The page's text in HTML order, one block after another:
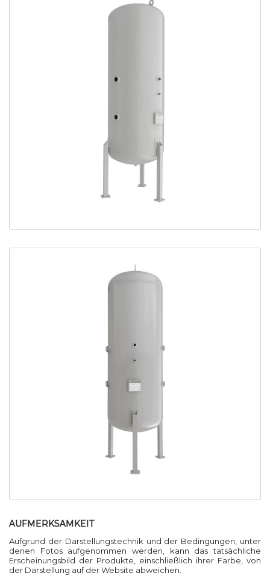
AUFMERKSAMKEIT
Aufgrund der Darstellungstechnik und der Bedingungen, unter
denen Fotos aufgenommen werden, kann das tatsächliche
Erscheinungsbild der Produkte, einschließlich ihrer Farbe, von
der Darstellung auf der Website abweichen.